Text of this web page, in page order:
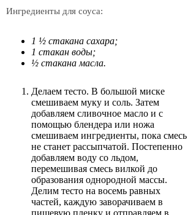
Ингредиенты для соуса:
1 ½ стакана сахара;
1 стакан воды;
½ стакана масла.
Делаем тесто. В большой миске
смешиваем муку и соль. Затем
добавляем сливочное масло и с
помощью блендера или ножа
смешиваем ингредиенты, пока смесь
не станет рассыпчатой​​. Постепенно
добавляем воду со льдом,
перемешивая смесь вилкой до
образования однородной массы.
Делим тесто на восемь равных
частей, каждую заворачиваем в
пищевую пленку и отправляем в